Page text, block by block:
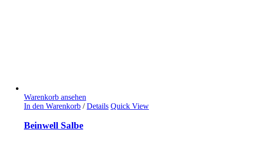
Warenkorb ansehen
In den Warenkorb / Details Quick View
Beinwell Salbe